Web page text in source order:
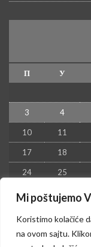
Mi poštujemo
Koristimo kolačiće
na ovom sajtu.
П У
3 4
10 11
17 18
24 25
31